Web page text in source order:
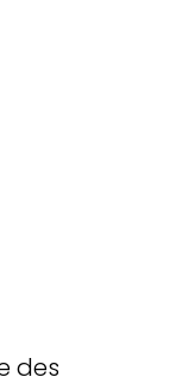
des